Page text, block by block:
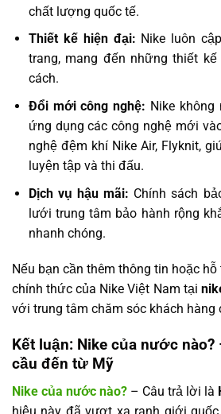
chất lượng quốc tế.
Thiết kế hiện đại: Nike luôn
trang, mang đến những thiết
cách.
Đổi mới công nghệ: Nike không
ứng dụng các công nghệ mới
nghệ đệm khí Nike Air, Flyknit,
luyện tập và thi đấu.
Dịch vụ hậu mãi: Chính sách
lưới trung tâm bảo hành rộng
nhanh chóng.
Nếu bạn cần thêm thông tin hoặc
chính thức của Nike Việt Nam tại
với trung tâm chăm sóc khách hàng
Kết luận: Nike của nước
cầu đến từ Mỹ
Nike của nước nào? – Câu trả lời là